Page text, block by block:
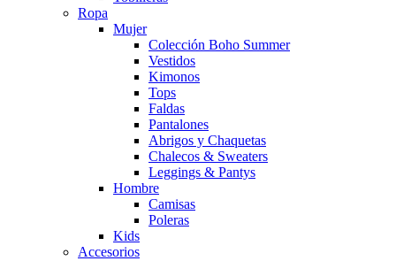
Ropa
Mujer
Colección Boho Summer
Vestidos
Kimonos
Tops
Faldas
Pantalones
Abrigos y Chaquetas
Chalecos & Sweaters
Leggings & Pantys
Hombre
Camisas
Poleras
Kids
Accesorios